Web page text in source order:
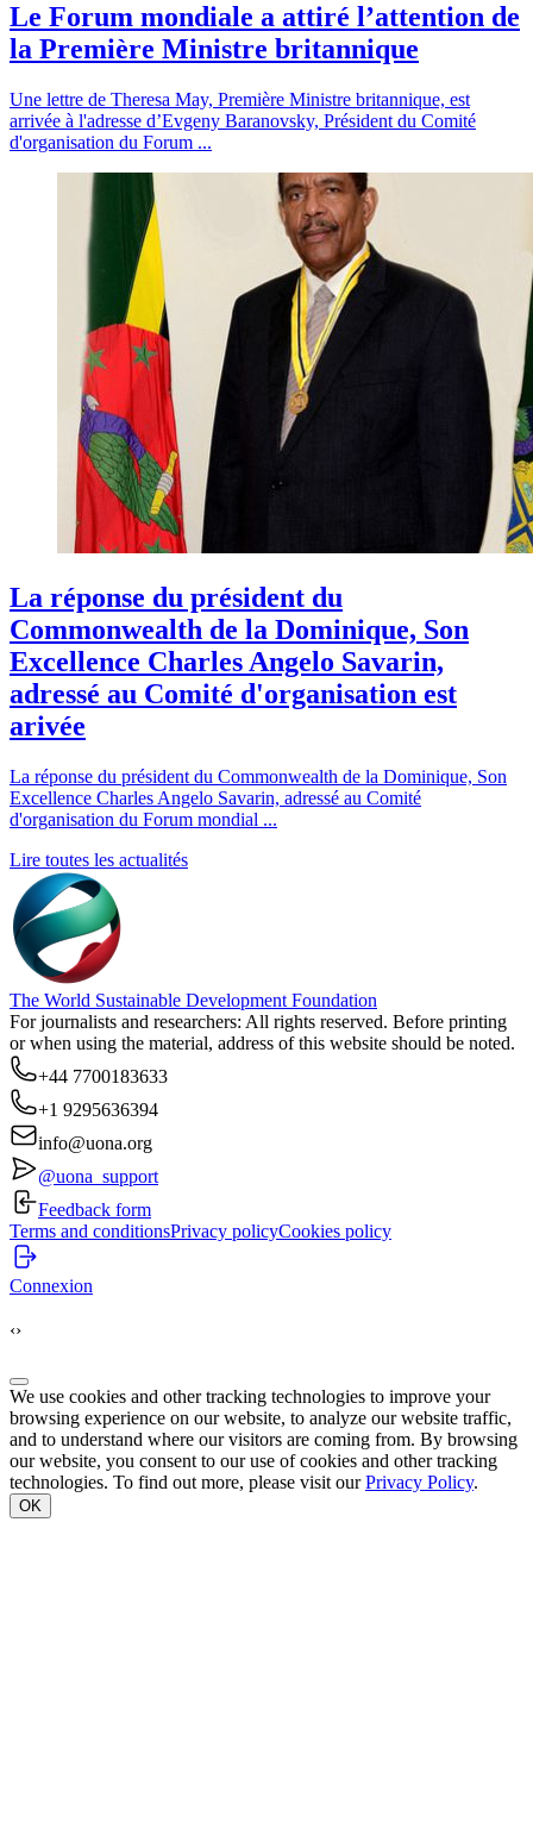
Le Forum mondiale a attiré l’attention de
la Première Ministre britannique
Une lettre de Theresa May, Première Ministre britannique, est
arrivée à l'adresse d’Evgeny Baranovsky, Président du Comité
d'organisation du Forum ...
La réponse du président du
Commonwealth de la Dominique, Son
Excellence Charles Angelo Savarin,
adressé au Comité d'organisation est
arivée
La réponse du président du Commonwealth de la Dominique, Son
Excellence Charles Angelo Savarin, adressé au Comité
d'organisation du Forum mondial ...
Lire toutes les actualités
The World Sustainable Development Foundation
For journalists and researchers: All rights reserved. Before printing
or when using the material, address of this website should be noted.
+44 7700183633
+1 9295636394
info@uona.org
@uona_support
Feedback form
Terms and conditionsPrivacy policyCookies policy
Connexion
‹›
We use cookies and other tracking technologies to improve your
browsing experience on our website, to analyze our website traffic,
and to understand where our visitors are coming from. By browsing
our website, you consent to our use of cookies and other tracking
technologies. To find out more, please visit ourPrivacy Policy.
OK